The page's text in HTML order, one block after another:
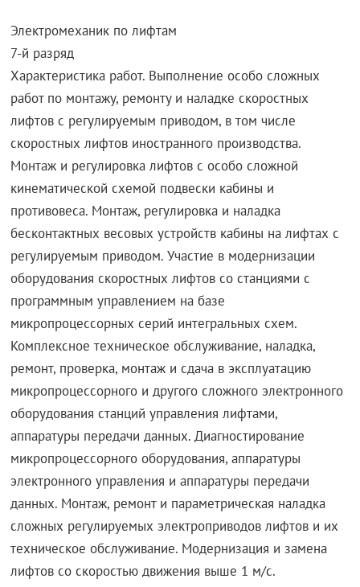
Электромеханик по лифтам
7-й разряд
Характеристика работ. Выполнение особо сложных
работ по монтажу, ремонту и наладке скоростных
лифтов с регулируемым приводом, в том числе
скоростных лифтов иностранного производства.
Монтаж и регулировка лифтов с особо сложной
кинематической схемой подвески кабины и
противовеса. Монтаж, регулировка и наладка
бесконтактных весовых устройств кабины на лифтах с
регулируемым приводом. Участие в модернизации
оборудования скоростных лифтов со станциями с
программным управлением на базе
микропроцессорных серий интегральных схем.
Комплексное техническое обслуживание, наладка,
ремонт, проверка, монтаж и сдача в эксплуатацию
микропроцессорного и другого сложного электронного
оборудования станций управления лифтами,
аппаратуры передачи данных. Диагностирование
микропроцессорного оборудования, аппаратуры
электронного управления и аппаратуры передачи
данных. Монтаж, ремонт и параметрическая наладка
сложных регулируемых электроприводов лифтов и их
техническое обслуживание. Модернизация и замена
лифтов со скоростью движения выше 1 м/с.